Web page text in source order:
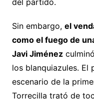
Sin embargo, el
como el fuego de
Javi Jiménez
los blanquiazules.
escenario de la
Torrecilla trató de